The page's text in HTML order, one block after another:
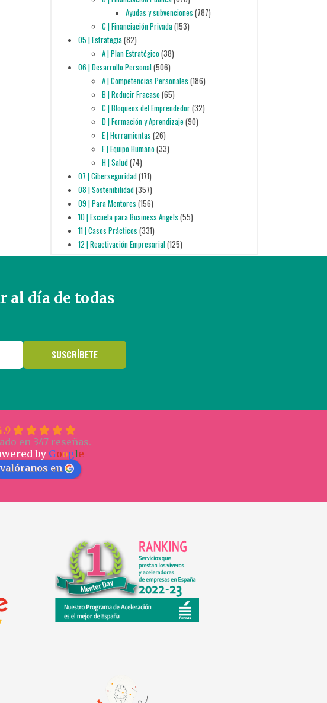
Ayudas y subvenciones (787)
C | Financiación Privada(153)
05 | Estrategia(82)
A | Plan Estratégico(38)
06 | Desarrollo Personal(506)
A | Competencias Personales (186)
B | Reducir Fracaso(65)
C | Bloqueos del Emprendedor(32)
D | Formación y Aprendizaje (90)
E | Herramientas (26)
F | Equipo Humano(33)
H | Salud(74)
07 | Ciberseguridad(171)
08 | Sostenibilidad(357)
09 | Para Mentores (156)
10 | Escuela para Business Angels (55)
11 | Casos Prácticos (331)
12 | Reactivación Empresarial(125)
al día de todas
en 347 reseñas.
by Google
valóranos en